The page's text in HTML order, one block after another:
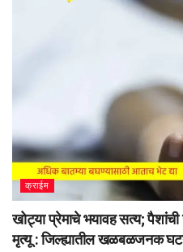
क्राईम
खोट्या प्रेमाचे भयावह सत्य;
मृत्यू : जिल्ह्यातील खळबळजनक